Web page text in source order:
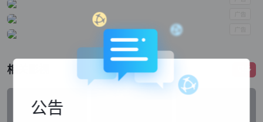
相关影视 更多
公告